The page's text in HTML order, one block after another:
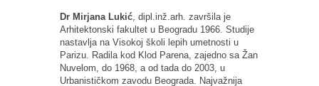
Dr Mirjana Lukić, dipl.inž.arh. završila je
Arhitektonski fakultet u Beogradu 1966. Studije
nastavlja na Visokoj školi lepih umetnosti u
Parizu. Radila kod Klod Parena, zajedno sa Žan
Nuvelom, do 1968, a od tada do 2003, u
Urbanističkom zavodu Beograda. Najvažnija